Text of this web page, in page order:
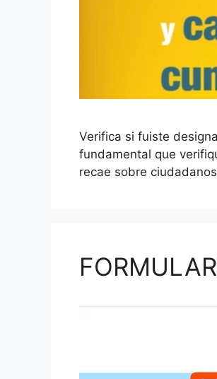
Verifica si fuiste
fundamental que
recae sobre